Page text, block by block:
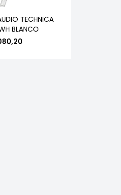
TECHNICA
BLANCO